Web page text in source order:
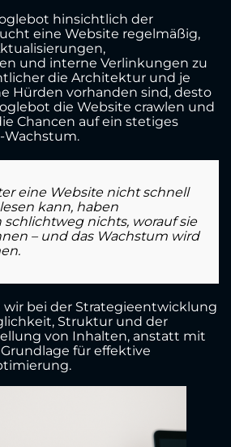
hinsichtlich der
eine Website regelmäßig,
und interne Verlinkungen zu
die Architektur und je
Hürden vorhanden sind, desto
die Website crawlen und
Chancen auf ein stetiges
Wachstum.
eine Website nicht schnell
kann, haben
nichts, worauf sie
– und das Wachstum wird
wir bei der Strategieentwicklung
Struktur und der
von Inhalten, anstatt mit
Grundlage für effektive